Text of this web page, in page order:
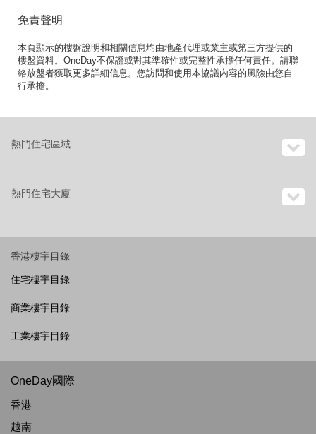
免責聲明
本頁顯示的樓盤說明和相關信息均由地產代理或業主或第三方提供的
樓盤資料。OneDay不保證或對其準確性或完整性承擔任何責任。請聯
絡放盤者獲取更多詳細信息。您訪問和使用本協議內容的風險由您自
行承擔。
熱門住宅區域
熱門住宅大廈
香港樓宇目錄
住宅樓宇目錄
商業樓宇目錄
工業樓宇目錄
OneDay國際
香港
越南